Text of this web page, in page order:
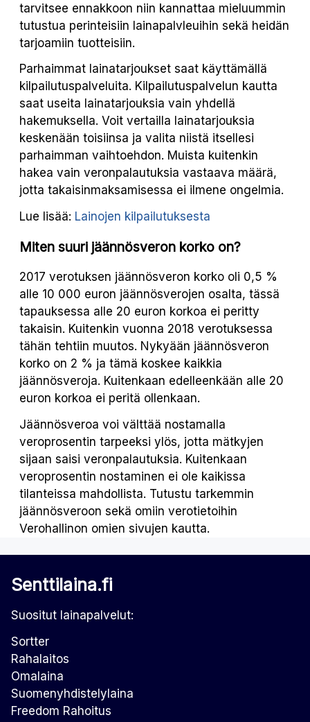
tarvitsee ennakkoon niin kannattaa mieluummin
tutustua perinteisiin lainapalvleuihin sekä heidän
tarjoamiin tuotteisiin.
Parhaimmat lainatarjoukset saat käyttämällä
kilpailutuspalveluita. Kilpailutuspalvelun kautta
saat useita lainatarjouksia vain yhdellä
hakemuksella. Voit vertailla lainatarjouksia
keskenään toisiinsa ja valita niistä itsellesi
parhaimman vaihtoehdon. Muista kuitenkin
hakea vain veronpalautuksia vastaava määrä,
jotta takaisinmaksamisessa ei ilmene ongelmia.
Lue lisää: Lainojen kilpailutuksesta
Miten suuri jäännösveron korko on?
2017 verotuksen jäännösveron korko oli 0,5 %
alle 10 000 euron jäännösverojen osalta, tässä
tapauksessa alle 20 euron korkoa ei peritty
takaisin. Kuitenkin vuonna 2018 verotuksessa
tähän tehtiin muutos. Nykyään jäännösveron
korko on 2 % ja tämä koskee kaikkia
jäännösveroja. Kuitenkaan edelleenkään alle 20
euron korkoa ei peritä ollenkaan.
Jäännösveroa voi välttää nostamalla
veroprosentin tarpeeksi ylös, jotta mätkyjen
sijaan saisi veronpalautuksia. Kuitenkaan
veroprosentin nostaminen ei ole kaikissa
tilanteissa mahdollista. Tutustu tarkemmin
jäännösveroon sekä omiin verotietoihin
Verohallinon omien sivujen kautta.
Senttilaina.fi
Suositut lainapalvelut:
Sortter
Rahalaitos
Omalaina
Suomenyhdistelylaina
Freedom Rahoitus